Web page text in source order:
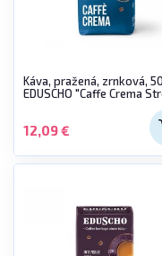
Káva, pražená, zrnková,
EDUSCHO "Caffe Crema
12,09 €